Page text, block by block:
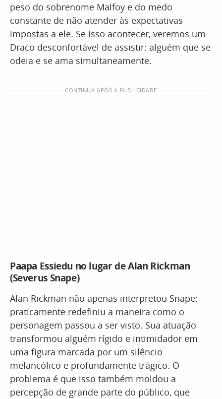
peso do sobrenome Malfoy e do medo
constante de não atender às expectativas
impostas a ele. Se isso acontecer, veremos um
Draco desconfortável de assistir: alguém que se
odeia e se ama simultaneamente.
CONTINUA APÓS A PUBLICIDADE
Paapa Essiedu no lugar de Alan Rickman
(Severus Snape)
Alan Rickman não apenas interpretou Snape:
praticamente redefiniu a maneira como o
personagem passou a ser visto. Sua atuação
transformou alguém rígido e intimidador em
uma figura marcada por um silêncio
melancólico e profundamente trágico. O
problema é que isso também moldou a
percepção de grande parte do público, que